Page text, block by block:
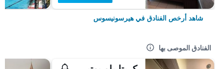
شاهد أرخص الفنادق في هيرسونيسوس
الفنادق الموصى بها